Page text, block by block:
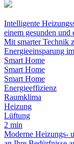
Intelligente
einem gesunden
Mit smarter Technik
Energieeinsparung
Smart Home
Smart Home
Smart Home
Energieeffizienz
Raumklima
Heizung
Lüftung
2 min
Moderne Heizungs-